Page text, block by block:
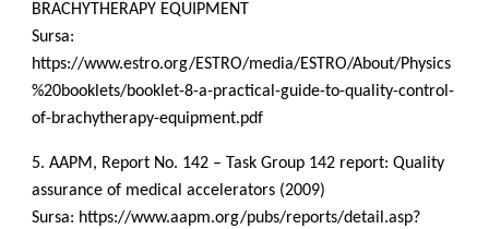
BRACHYTHERAPY EQUIPMENT
Sursa:
https://www.estro.org/ESTRO/media/ESTRO/About/Physics
%20booklets/booklet-8-a-practical-guide-to-quality-control-
of-brachytherapy-equipment.pdf
5. AAPM, Report No. 142 – Task Group 142 report: Quality
assurance of medical accelerators (2009)
Sursa: https://www.aapm.org/pubs/reports/detail.asp?